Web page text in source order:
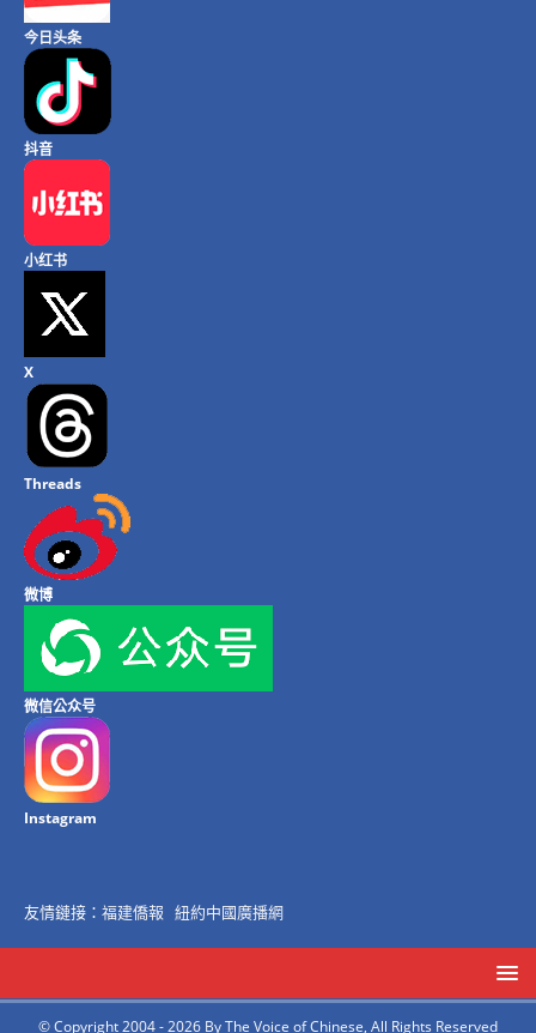
今日头条
抖音
小红书
X
Threads
微博
微信公众号
Instagram
友情鏈接： 福建僑報 紐約中國廣播網
© Copyright 2004 - 2026 By The Voice of Chinese, All Rights Reserved